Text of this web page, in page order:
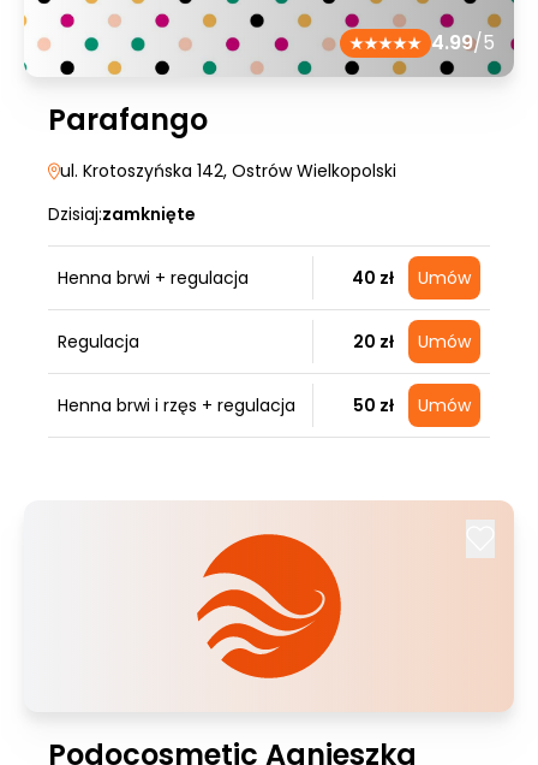
4.99/5
Parafango
ul. Krotoszyńska 142, Ostrów Wielkopolski
Dzisiaj:zamknięte
Henna brwi + regulacja 40 zł Umów
Regulacja 20 zł Umów
Henna brwi i rzęs + regulacja 50 zł Umów
Podocosmetic Agnieszka